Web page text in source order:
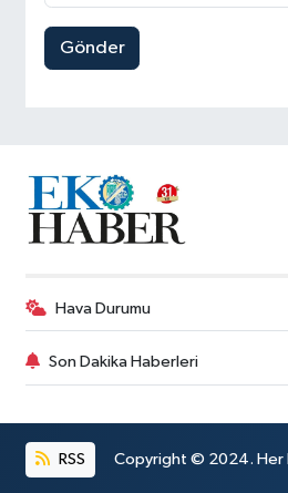
Gönder
Hava Durumu
Son Dakika Haberleri
RSS Copyright © 2024. Her